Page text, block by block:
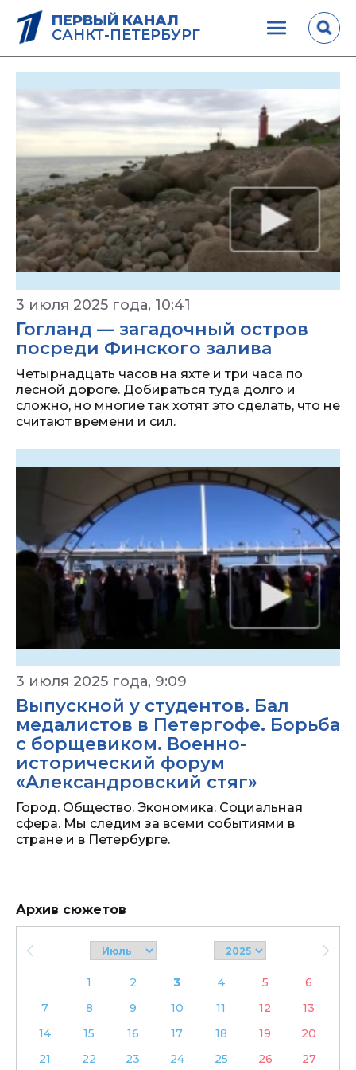
ПЕРВЫЙ КАНАЛ
САНКТ-ПЕТЕРБУРГ
3 июля 2025 года, 10:41
Гогланд — загадочный остров
посреди Финского залива
Четырнадцать часов на яхте и три часа по
лесной дороге. Добираться туда долго и
сложно, но многие так хотят это сделать, что не
считают времени и сил.
3 июля 2025 года, 9:09
Выпускной у студентов. Бал
медалистов в Петергофе. Борьба
с борщевиком. Военно-
исторический форум
«Александровский стяг»
Город. Общество. Экономика. Социальная
сфера. Мы следим за всеми событиями в
стране и в Петербурге.
Архив сюжетов
1 2 3 4 5
6
7
8 9 10 11 12
13
14
15 16 17 18 19
20
21
22 23 24 25 26 27